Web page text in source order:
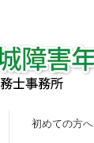
初めての方へ